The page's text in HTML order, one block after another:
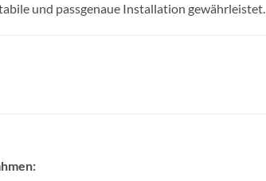
und passgenaue Installation gewährleistet.